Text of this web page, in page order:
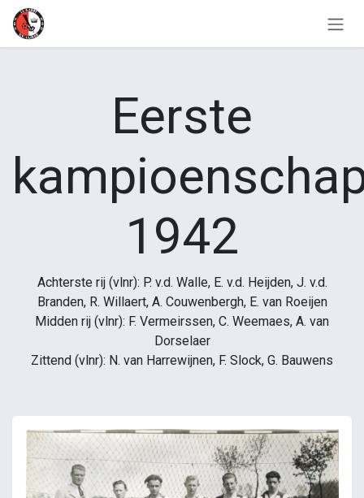
Overslaan naar inhoud
Eerste
1942
Achterste rij (vlnr): P. v.d. Walle, E. v.d. Heijden, J. v.d.
Branden, R. Willaert, A. Couwenbergh, E. van Roeijen
Midden rij (vlnr): F. Vermeirssen, C. Weemaes, A. van
Dorselaer
Zittend (vlnr): N. van Harrewijnen, F. Slock, G. Bauwens